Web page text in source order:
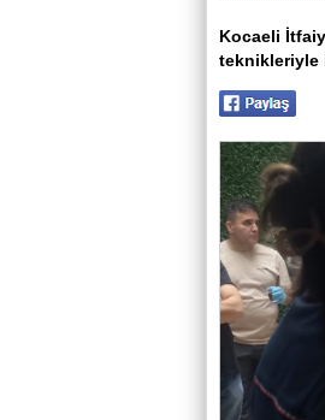
Kocaeli
teknikleriyle